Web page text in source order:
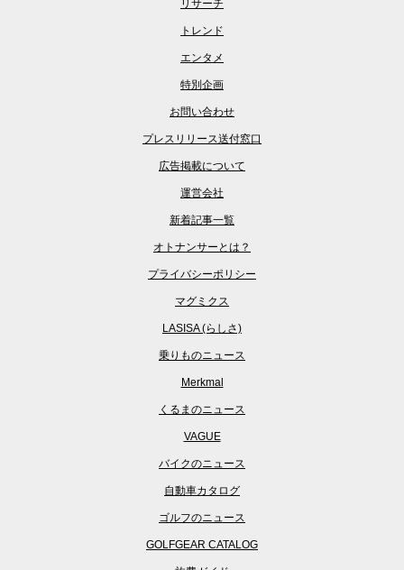
リサーチ
トレンド
エンタメ
特別企画
お問い合わせ
プレスリリース送付窓口
広告掲載について
運営会社
新着記事一覧
オトナンサーとは？
プライバシーポリシー
マグミクス
LASISA (らしさ)
乗りものニュース
Merkmal
くるまのニュース
VAGUE
バイクのニュース
自動車カタログ
ゴルフのニュース
GOLFGEAR CATALOG